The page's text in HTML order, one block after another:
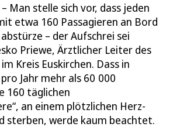
– Man stelle sich vor, dass jeden
etwa 160 Passagieren an Bord
– der Aufschrei sei
Priewe, Ärztlicher Leiter des
Kreis Euskirchen. Dass in
Jahr mehr als 60 000
160 täglichen
an einem plötzlichen Herz-
sterben, werde kaum beachtet.